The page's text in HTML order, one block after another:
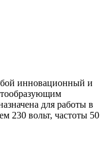
инновационный и
для работы в
230 вольт, частоты 50